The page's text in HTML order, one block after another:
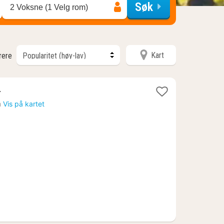
2 Voksne (1 Velg rom) Søk
Kart
Vis på kartet